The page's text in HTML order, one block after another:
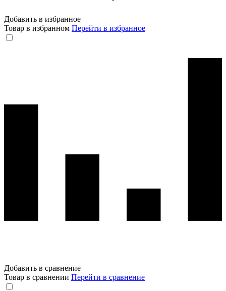
Добавить в избранное
Товар в избранном Перейти в избранное
Добавить в сравнение
Товар в сравнении Перейти в сравнение